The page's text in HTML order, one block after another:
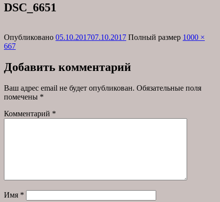
DSC_6651
Опубликовано 05.10.201707.10.2017 Полный размер 1000 ×
667
Добавить комментарий
Ваш адрес email не будет опубликован. Обязательные поля
помечены *
Комментарий *
Имя *